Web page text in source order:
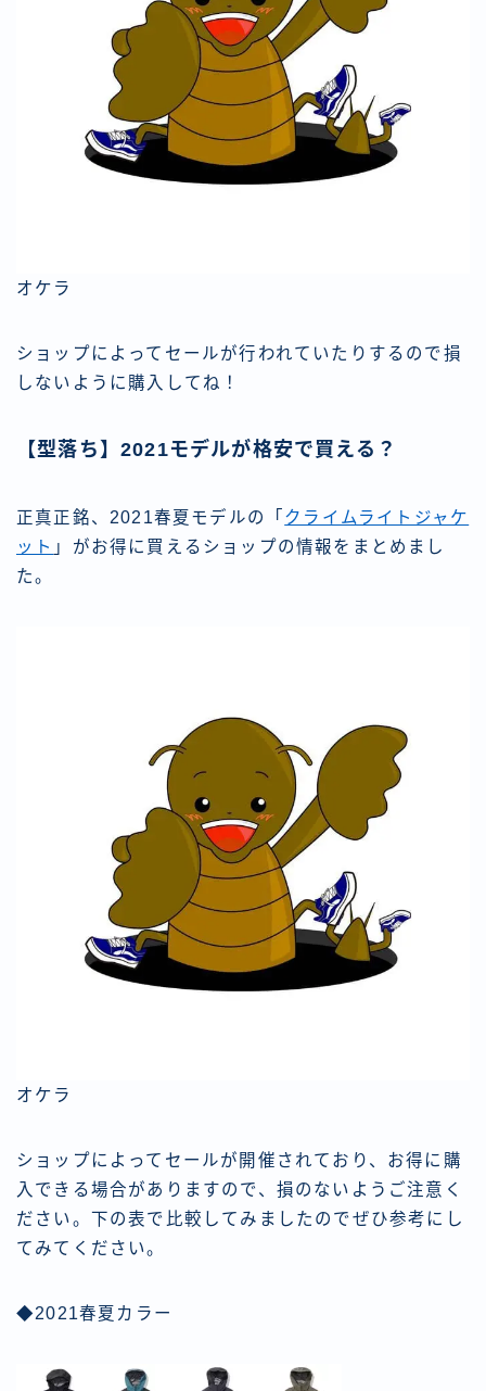
オケラ
ショップによってセールが行われていたりするので損
しないように購入してね！
【型落ち】2021モデルが格安で買える？
正真正銘、2021春夏モデルの「 クライムライトジャケ
ット 」がお得に買えるショップの情報をまとめまし
た。
オケラ
ショップによってセールが開催されており、お得に購
入できる場合がありますので、損のないようご注意く
ださい。下の表で比較してみましたのでぜひ参考にし
てみてください。
◆2021春夏カラー